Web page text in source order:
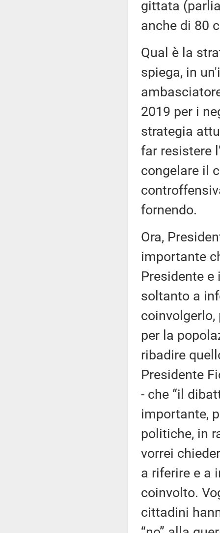
gittata
anche di 80
Qual è la
spiega, in
2019 per i
strategia
far resistere
congelare il
fornendo.
Ora,
importante
Presidente
soltanto a
coinvolgerlo,
per la
ribadire
Presidente
- che “il
importante,
politiche, in
vorrei
a riferire e a
coinvolto.
cittadini